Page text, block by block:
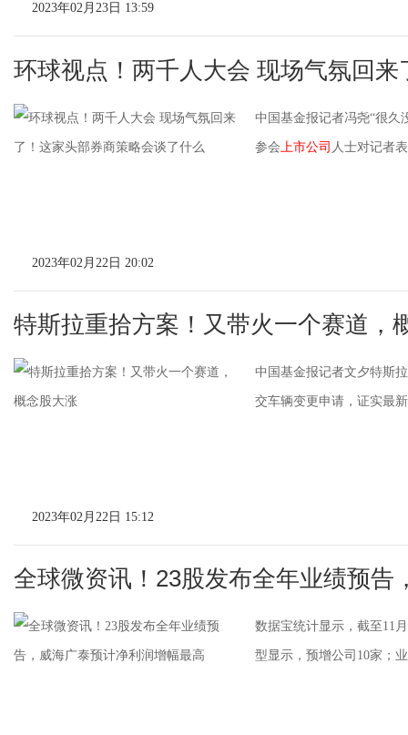
2023年02月23日 13:59
环球视点！两千人大会 现场气氛回来
中国基金报记者冯尧“很久
参会 上市公司 人士对记者
2023年02月22日 20:02
特斯拉重拾方案！又带火一个赛道，
中国基金报记者文夕特斯
交车辆变更申请，证实最
2023年02月22日 15:12
全球微资讯！23股发布全年业绩预告
数据宝统计显示，截至11
型显示，预增公司10家；